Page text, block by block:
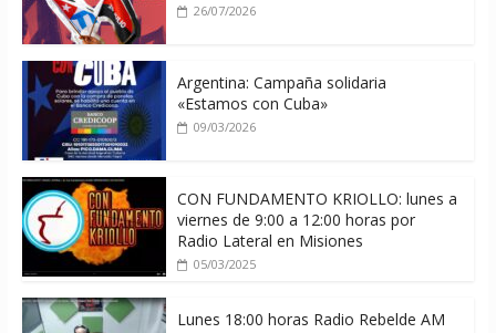
26/07/2026
Argentina: Campaña solidaria
«Estamos con Cuba»
09/03/2026
CON FUNDAMENTO KRIOLLO: lunes a
viernes de 9:00 a 12:00 horas por
Radio Lateral en Misiones
05/03/2025
Lunes 18:00 horas Radio Rebelde AM